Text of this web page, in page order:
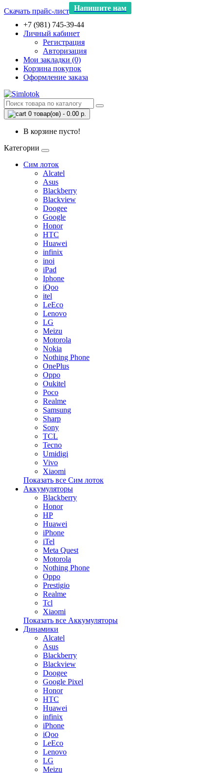
Скачать прайс-лист Напишите нам
+7 (981) 745-39-44
Личный кабинет
Регистрация
Авторизация
Мои закладки (0)
Корзина покупок
Оформление заказа
0 товар(ов) - 0.00 р.
В корзине пусто!
Категории
Сим лоток
Alcatel
Asus
Blackberry
Blackview
Doogee
Google
Honor
HTC
Huawei
infinix
inoi
iPad
Iphone
iQoo
itel
LeEco
Lenovo
LG
Meizu
Motorola
Nokia
Nothing Phone
OnePlus
Oppo
Oukitel
Poco
Realme
Samsung
Sharp
Sony
TCL
Tecno
Umidigi
Vivo
Xiaomi
Показать все Сим лоток
Аккумуляторы
Blackberry
Honor
HP
Huawei
iPhone
iTel
Meta Quest
Motorola
Nothing Phone
Oppo
Prestigio
Realme
Tcl
Xiaomi
Показать все Аккумуляторы
Динамики
Alcatel
Asus
Blackberry
Blackview
Doogee
Google Pixel
Honor
HTC
Huawei
infinix
iPhone
iQoo
LeEco
Lenovo
LG
Meizu